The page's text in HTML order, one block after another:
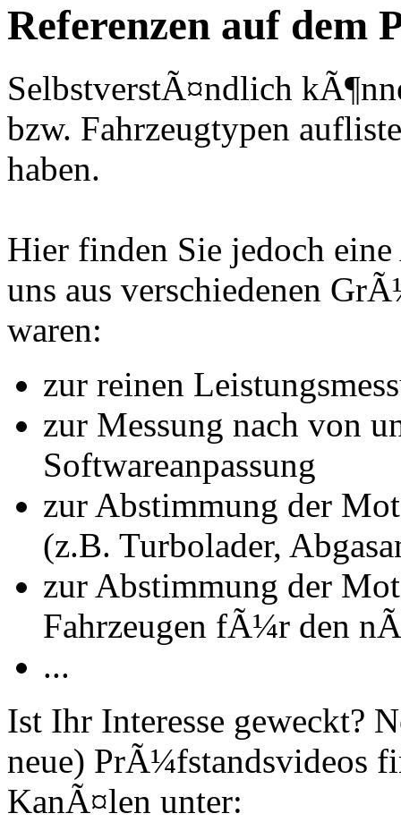
Referenzen auf dem
SelbstverstÃ¤ndlich
bzw. Fahrzeugtypen
haben.
Hier finden Sie jedoch
uns aus verschiedenen
waren:
zur reinen
zur Messung nach von
Softwareanpassung
zur Abstimmung der
(z.B. Turbolader,
zur Abstimmung der
Fahrzeugen fÃ¼r den
...
Ist Ihr Interesse geweckt?
neue) PrÃ¼fstandsvideos
KanÃ¤len unter: